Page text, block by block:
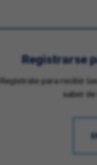
Registrarse
Registrate para recibir
saber